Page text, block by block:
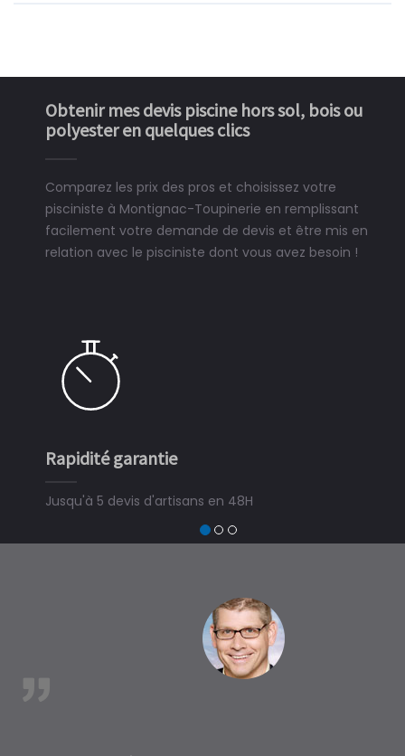
Obtenir mes devis piscine hors sol, bois ou
polyester en quelques clics
Comparez les prix des pros et choisissez votre
pisciniste à Montignac-Toupinerie en remplissant
facilement votre demande de devis et être mis en
relation avec le pisciniste dont vous avez besoin !
Rapidité garantie
Jusqu'à 5 devis d'artisans en 48H
trouver